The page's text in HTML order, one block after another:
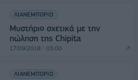
ΛΙΑΝΕΜΠΟΡΙΟ
Μυστήριο σχετικά με την
πώληση της Chipita
17/09/2018 - 03:00
ΛΙΑΝΕΜΠΟΡΙΟ